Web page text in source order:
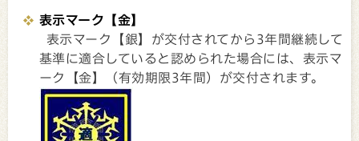
表示マーク【金】
表示マーク【銀】が交付されてから3年間継続して
基準に適合していると認められた場合には、表示マ
ーク【金】（有効期限3年間）が交付されます。